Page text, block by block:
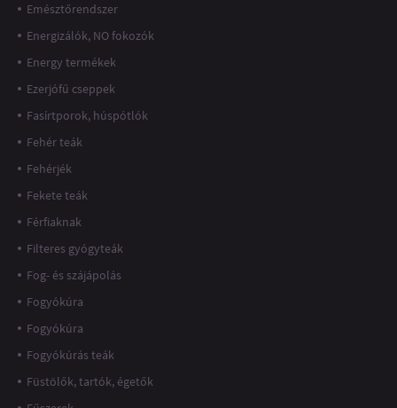
Emésztőrendszer
Energizálók, NO fokozók
Energy termékek
Ezerjófű cseppek
Fasírtporok, húspótlók
Fehér teák
Fehérjék
Fekete teák
Férfiaknak
Filteres gyógyteák
Fog- és szájápolás
Fogyókúra
Fogyókúra
Fogyókúrás teák
Füstölők, tartók, égetők